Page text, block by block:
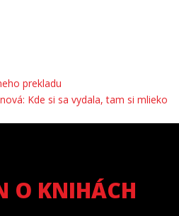
prekladu
Kde si sa vydala, tam si mlieko
O KNIHÁCH